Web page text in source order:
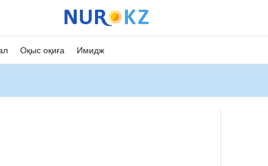
Оқыс оқиға Имидж